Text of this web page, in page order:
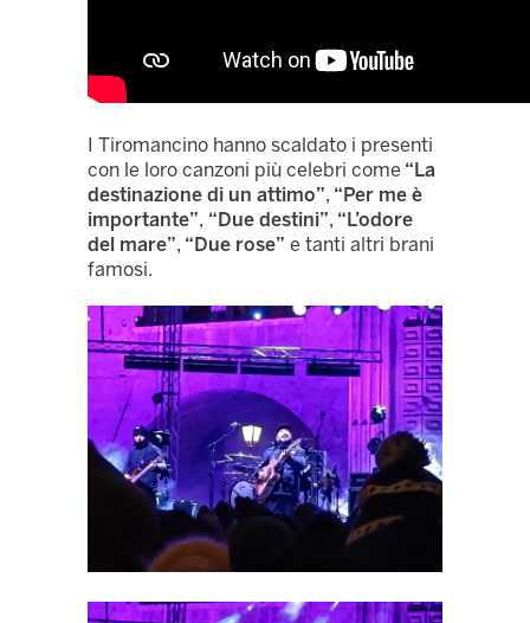
I Tiromancino hanno scaldato i presenti
con le loro canzoni più celebri come “La
destinazione di un attimo”, “Per me è
importante”, “Due destini”, “L’odore
del mare”, “Due rose” e tanti altri brani
famosi.